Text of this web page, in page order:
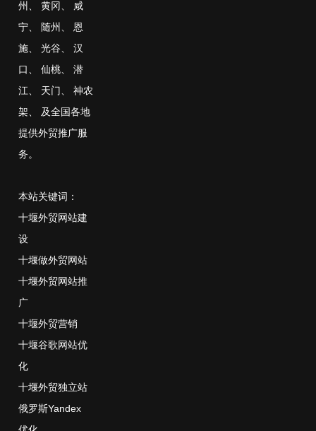
州 、 黄冈、
咸
宁、 随州 、
恩
施、 光谷、
汉
口、 仙桃、
潜
江、 天门、
神农
架、
及全国各地
提供外贸推广服
务。
本站关键词：
十堰外贸网站建
设
十堰做外贸网站
十堰外贸网站推
广
十堰外贸营销
十堰谷歌网站优
化
十堰外贸独立站
俄罗斯Yandex